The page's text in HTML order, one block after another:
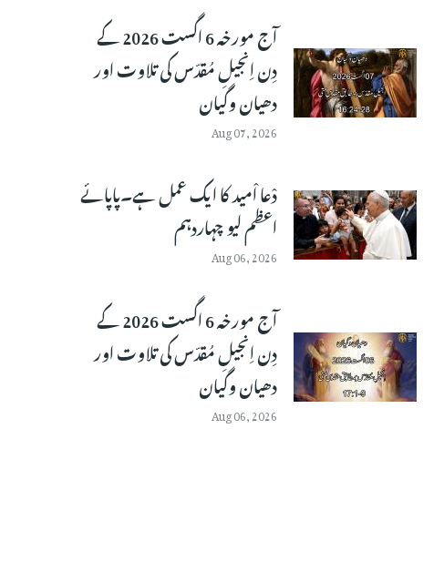
آج مورخہ 6 اگست 2026 کے
دِن اِنجیلِ مُقدّس کی تلاوت اور
دھیان وگیان
Aug 07, 2026
دْعا اْمید کا ایک عمل ہے۔پاپائے
اعظم لیو چہاردہم
Aug 06, 2026
آج مورخہ 6 اگست 2026 کے
دِن اِنجیلِ مُقدّس کی تلاوت اور
دھیان وگیان
Aug 06, 2026